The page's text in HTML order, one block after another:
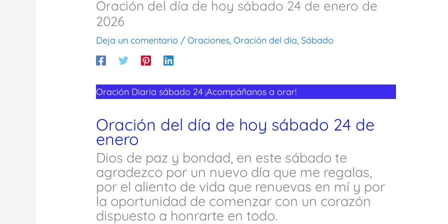
Oración del día de hoy sábado 24 de enero de
2026
Deja un comentario /Oraciones,Oración del día,Sábado
Oración Diaria sábado 24 ¡Acompáñanos a orar!
Oración del día de hoy sábado 24 de
enero
Dios de paz y bondad, en este sábado te
agradezco por un nuevo día que me regalas,
por el aliento de vida que renuevas en mí y por
la oportunidad de comenzar con un corazón
dispuesto a honrarte en todo.